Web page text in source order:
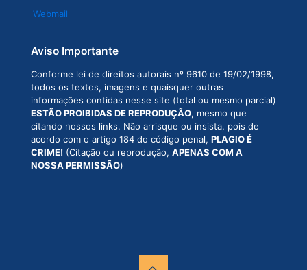
Webmail
Aviso Importante
Conforme lei de direitos autorais nº 9610 de 19/02/1998,
todos os textos, imagens e quaisquer outras
informações contidas nesse site (total ou mesmo parcial)
ESTÃO PROIBIDAS DE REPRODUÇÃO, mesmo que
citando nossos links. Não arrisque ou insista, pois de
acordo com o artigo 184 do código penal, PLAGIO É
CRIME! (Citação ou reprodução, APENAS COM A
NOSSA PERMISSÃO)